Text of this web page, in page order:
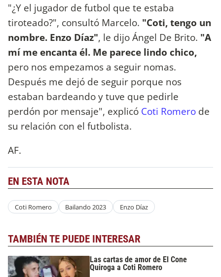
"¿Y el jugador de futbol que te estaba
tiroteado?", consultó Marcelo. "Coti, tengo un
nombre. Enzo Díaz", le dijo Ángel De Brito. "A
mí me encanta él. Me parece lindo chico,
pero nos empezamos a seguir nomas.
Después me dejó de seguir porque nos
estaban bardeando y tuve que pedirle
perdón por mensaje", explicó Coti Romero de
su relación con el futbolista.
AF.
EN ESTA NOTA
Coti Romero Bailando 2023 Enzo Díaz
TAMBIÉN TE PUEDE INTERESAR
Las cartas de amor de El Cone
Quiroga a Coti Romero